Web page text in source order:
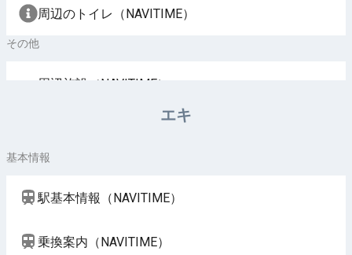
周辺のトイレ（NAVITIME）
その他
周辺施設（NAVITIME）
エキ
基本情報
駅基本情報（NAVITIME）
乗換案内（NAVITIME）